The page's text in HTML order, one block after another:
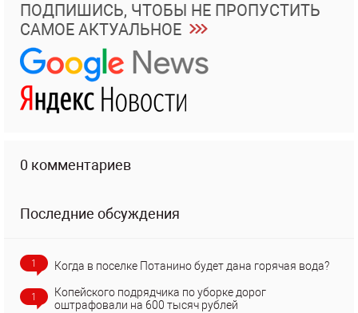
ПОДПИШИСЬ, ЧТОБЫ НЕ ПРОПУСТИТЬ
САМОЕ АКТУАЛЬНОЕ
0 комментариев
Последние обсуждения
1 Когда в поселке Потанино будет дана горячая вода?
1
Копейского подрядчика по уборке дорог
оштрафовали на 600 тысяч рублей